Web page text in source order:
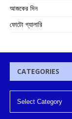
আজকের দিন
ফোটো গ্যালারি
CATEGORIES